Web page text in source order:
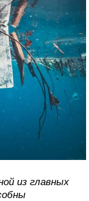
из главных